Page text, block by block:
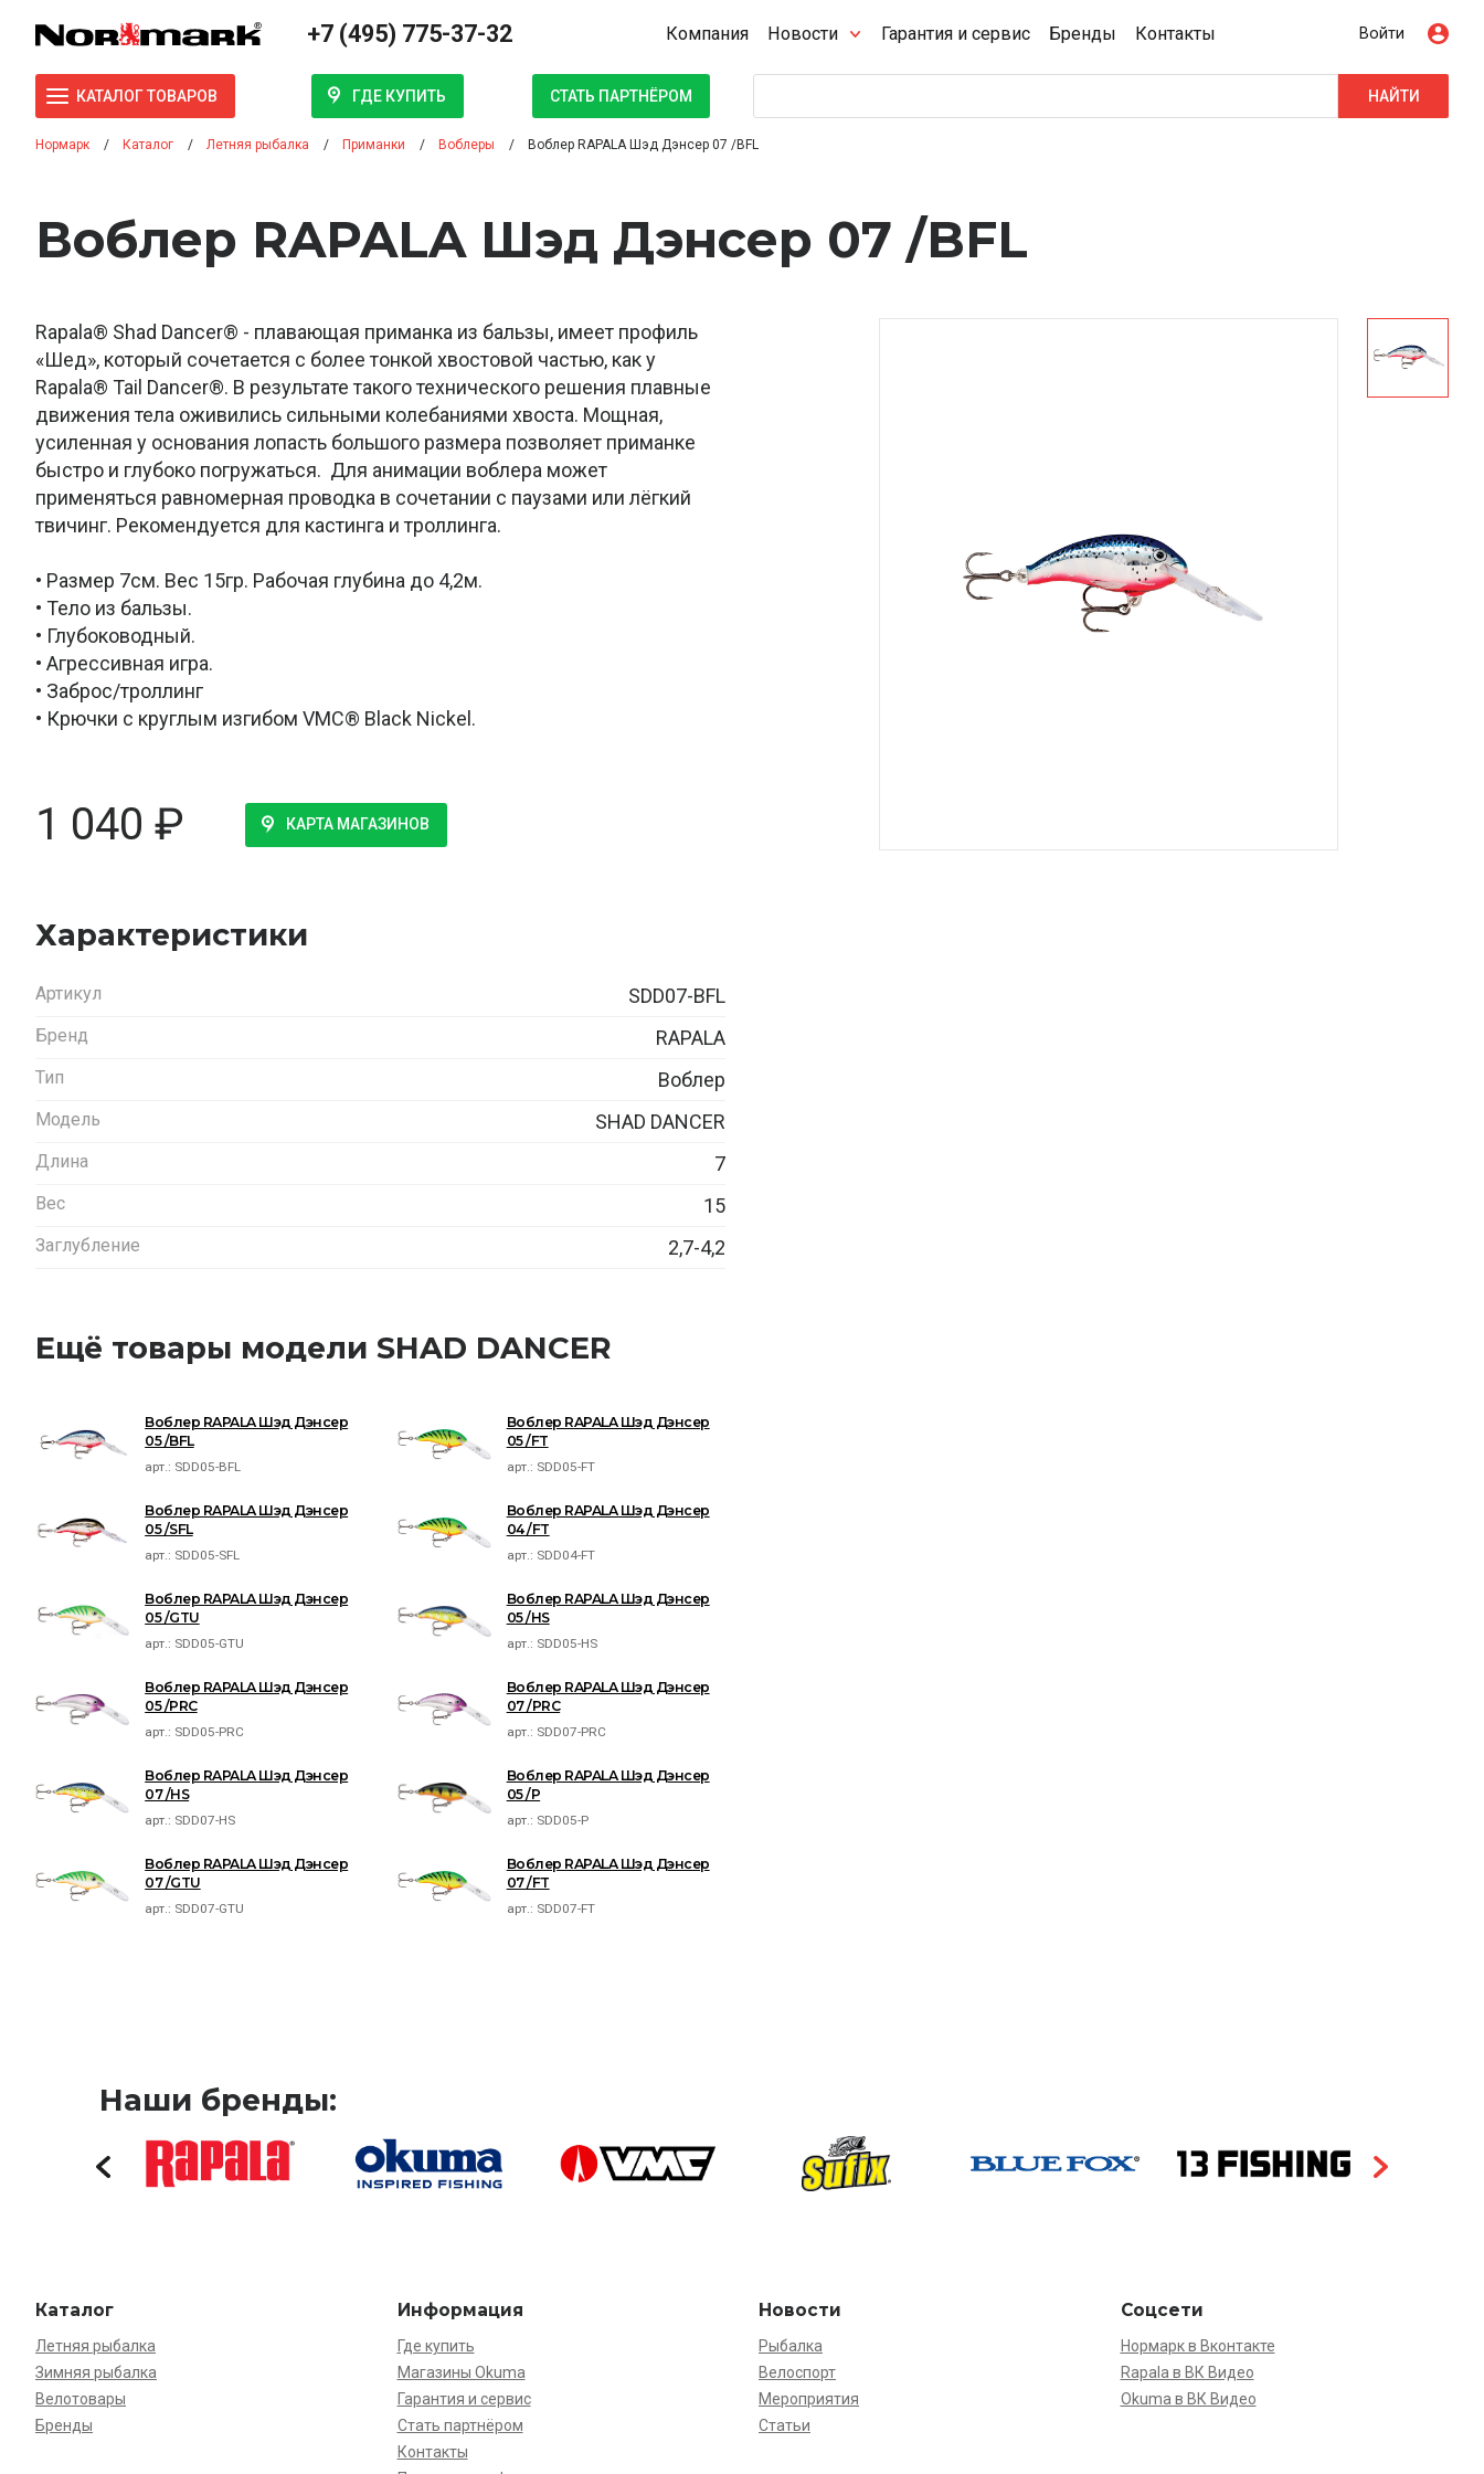
+7 (495) 775-37-32 Компания Новости Гарантия и сервис Бренды Контакты Войти
КАТАЛОГ ТОВАРОВ ГДЕ КУПИТЬ СТАТЬ ПАРТНЁРОМ НАЙТИ
Нормарк Каталог Летняя рыбалка Приманки Воблеры Воблер RAPALA Шэд Дэнсер 07 /BFL
Воблер RAPALA Шэд Дэнсер 07 /BFL
Rapala® Shad Dancer® - плавающая приманка из бальзы, имеет профиль
«Шед», который сочетается с более тонкой хвостовой частью, как у
Rapala® Tail Dancer®. В результате такого технического решения плавные
движения тела оживились сильными колебаниями хвоста. Мощная,
усиленная у основания лопасть большого размера позволяет приманке
быстро и глубоко погружаться. Для анимации воблера может
применяться равномерная проводка в сочетании с паузами или лёгкий
твичинг. Рекомендуется для кастинга и троллинга.
• Размер 7см. Вес 15гр. Рабочая глубина до 4,2м.
• Тело из бальзы.
• Глубоководный.
• Агрессивная игра.
• Заброс/троллинг
• Крючки с круглым изгибом VMC® Black Nickel.
1 040 ₽ КАРТА МАГАЗИНОВ
Характеристики
Артикул SDD07-BFL
Бренд RAPALA
Тип Воблер
Модель SHAD DANCER
Длина 7
Вес 15
Заглубление 2,7-4,2
Ещё товары модели SHAD DANCER
Воблер RAPALA Шэд Дэнсер
05 /BFL
арт.: SDD05-BFL
Воблер RAPALA Шэд Дэнсер
05 /FT
арт.: SDD05-FT
Воблер RAPALA Шэд Дэнсер
05 /SFL
арт.: SDD05-SFL
Воблер RAPALA Шэд Дэнсер
04 /FT
арт.: SDD04-FT
Воблер RAPALA Шэд Дэнсер
05 /GTU
арт.: SDD05-GTU
Воблер RAPALA Шэд Дэнсер
05 /HS
арт.: SDD05-HS
Воблер RAPALA Шэд Дэнсер
05 /PRC
арт.: SDD05-PRC
Воблер RAPALA Шэд Дэнсер
07 /PRC
арт.: SDD07-PRC
Воблер RAPALA Шэд Дэнсер
07 /HS
арт.: SDD07-HS
Воблер RAPALA Шэд Дэнсер
05 /P
арт.: SDD05-P
Воблер RAPALA Шэд Дэнсер
07 /GTU
арт.: SDD07-GTU
Воблер RAPALA Шэд Дэнсер
07 /FT
арт.: SDD07-FT
Наши бренды:
Каталог
Летняя рыбалка
Зимняя рыбалка
Велотовары
Бренды
Информация
Где купить
Магазины Okuma
Гарантия и сервис
Стать партнёром
Контакты
Новости
Рыбалка
Велоспорт
Мероприятия
Статьи
Соцсети
Нормарк в Вконтакте
Rapala в ВК Видео
Okuma в ВК Видео